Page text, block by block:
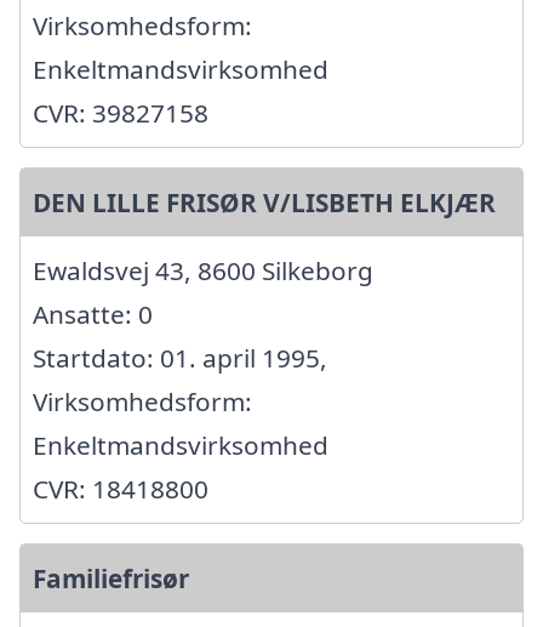
Virksomhedsform:
Enkeltmandsvirksomhed
CVR: 39827158
DEN LILLE FRISØR V/LISBETH ELKJÆR
Ewaldsvej 43, 8600 Silkeborg
Ansatte: 0
Startdato: 01. april 1995,
Virksomhedsform:
Enkeltmandsvirksomhed
CVR: 18418800
Familiefrisør